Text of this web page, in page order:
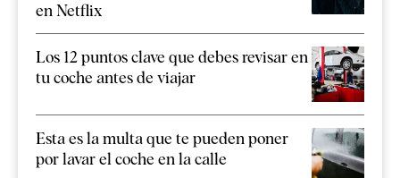
en Netflix
Los 12 puntos clave que debes revisar en
tu coche antes de viajar
Esta es la multa que te pueden poner
por lavar el coche en la calle